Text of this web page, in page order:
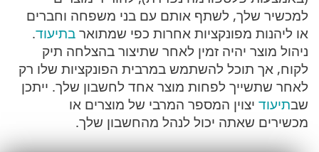
למכשיר שלך, לשתף אותם עם בני משפחה וחברים
או ליהנות מפונקציות אחרות כפי שמתואר בתיעוד.
ניהול מוצר יהיה זמין לאחר שתיצור בהצלחה תיק
לקוח, אך תוכל להשתמש במרבית הפונקציות שלו רק
לאחר שתשייך לפחות מוצר אחד לחשבון שלך. ייתכן
שבתיעוד יצוין המספר המרבי של מוצרים או
מכשירים שאתה יכול לנהל מהחשבון שלך.